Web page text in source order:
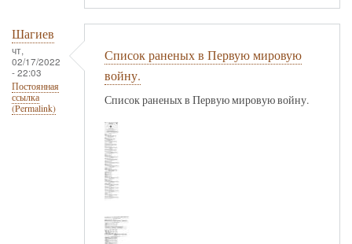
Шагиев
чт,
02/17/2022
- 22:03
Постоянная
ссылка
(Permalink)
Список раненых в Первую мировую
войну.
Список раненых в Первую мировую войну.